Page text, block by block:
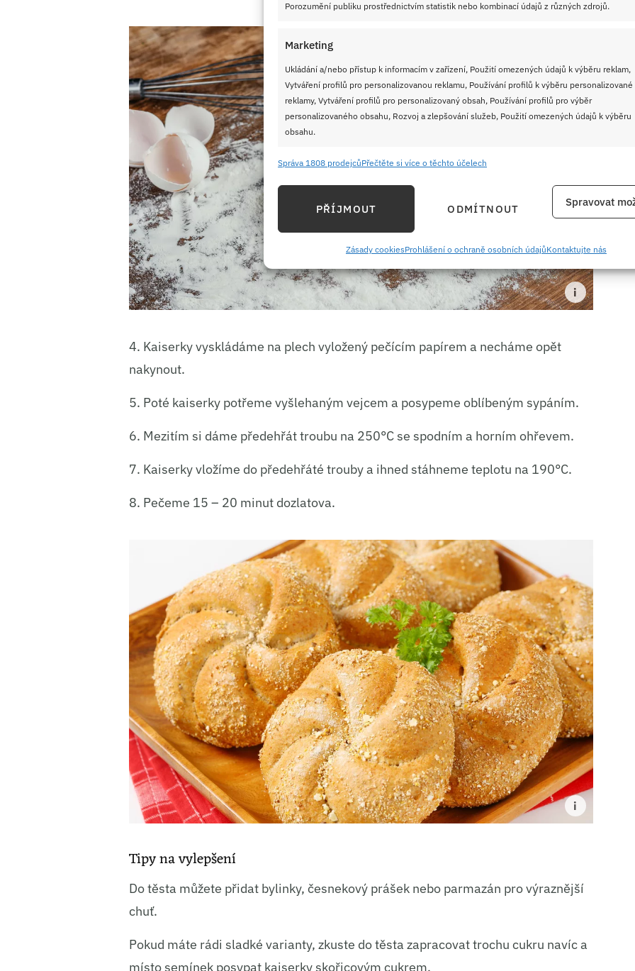
Porozumění publiku prostřednictvím statistik nebo kombinací údajů z různých zdrojů.
Marketing
Ukládání a/nebo přístup k informacím v zařízení, Použití omezených údajů k výběru reklam,
Vytváření profilů pro personalizovanou reklamu, Používání profilů k výběru personalizované
reklamy, Vytváření profilů pro personalizovaný obsah, Používání profilů pro výběr
personalizovaného obsahu, Rozvoj a zlepšování služeb, Použití omezených údajů k výběru
obsahu.
Funkce
Identifikace zařízení na základě automaticky přenášených informací.
Používání přesných údajů o zeměpisné poloze, Identifikace zařízení na
základě aktivně požadovaných informací.
Zajištění bezpečnosti, předcházení a zjišťování podvodů a
Ukládání a sdělování voleb ochrany osobních údajů.
Správa 1808 prodejcůPřečtěte si více o těchto účelech
PŘÍJMOUT ODMÍTNOUT
Spravovat
Zásady cookiesProhlášení o ochraně osobních údajůKontaktujte nás
4. Kaiserky vyskládáme na plech vyložený pečícím papírem a necháme opět
nakynout.
5. Poté kaiserky potřeme vyšlehaným vejcem a posypeme oblíbeným sypáním.
6. Mezitím si dáme předehřát troubu na 250°C se spodním a horním ohřevem.
7. Kaiserky vložíme do předehřáté trouby a ihned stáhneme teplotu na 190°C.
8. Pečeme 15 – 20 minut dozlatova.
Tipy na vylepšení
Do těsta můžete přidat bylinky, česnekový prášek nebo parmazán pro výraznější
chuť.
Pokud máte rádi sladké varianty, zkuste do těsta zapracovat trochu cukru navíc a
místo semínek posypat kaiserky skořicovým cukrem.